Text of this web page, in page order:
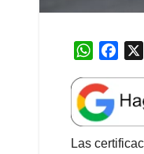
W
a
t
s
A
e
b
o
Las